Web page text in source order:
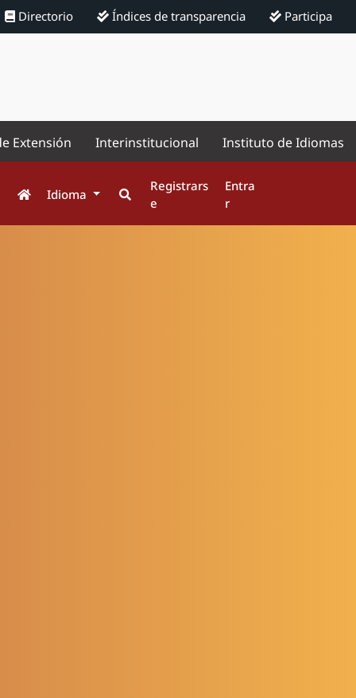
Directorio Índices de transparencia Participa
Extensión Interinstitucional Instituto de Idiomas
Idioma
Registrars
e
Entra
r